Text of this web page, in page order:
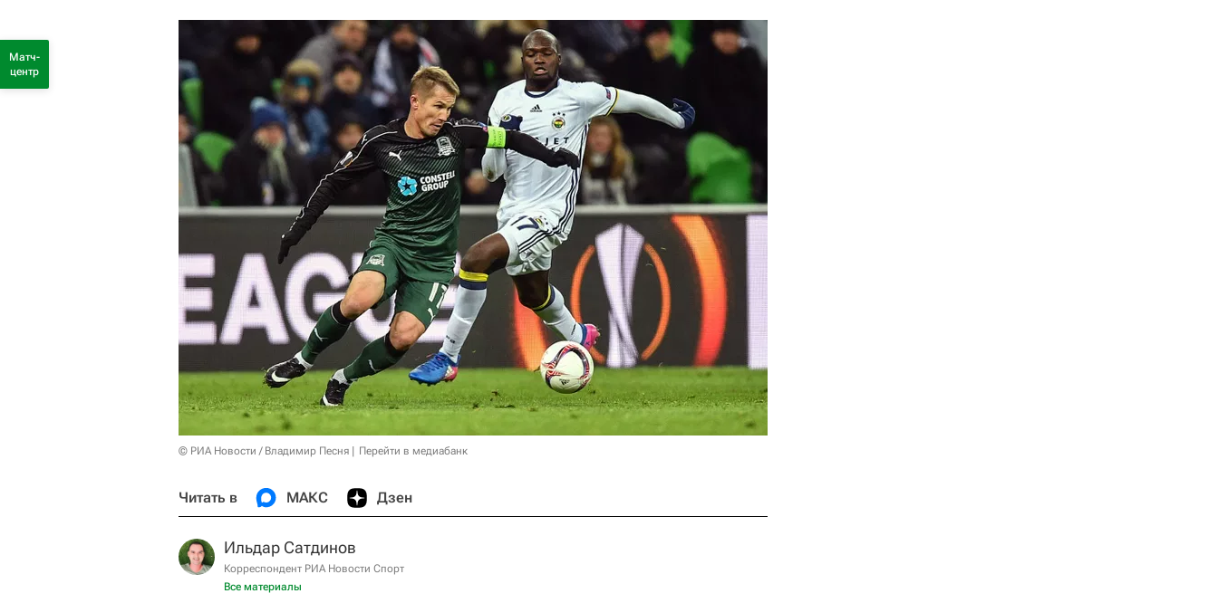
© РИА Новости / Владимир Песня Перейти в медиабанк
Читать в МАКС Дзен
Ильдар Сатдинов
Корреспондент РИА Новости Спорт
Все материалы
Матч-
центр